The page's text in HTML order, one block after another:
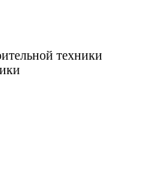
техники